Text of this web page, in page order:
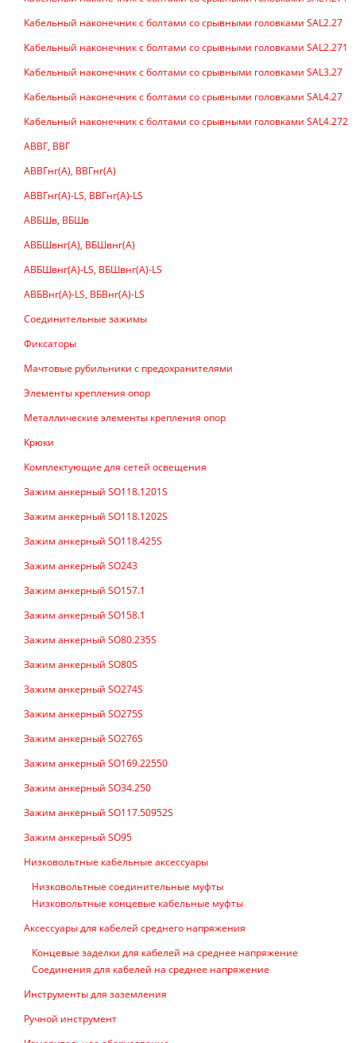
Кабельный наконечник с болтами со срывными головками SAL2.27
Кабельный наконечник с болтами со срывными головками SAL2.271
Кабельный наконечник с болтами со срывными головками SAL3.27
Кабельный наконечник с болтами со срывными головками SAL4.27
Кабельный наконечник с болтами со срывными головками SAL4.272
АВВГ, ВВГ
АВВГнг(А), ВВГнг(А)
АВВГнг(А)-LS, ВВГнг(А)-LS
АВБШв, ВБШв
АВБШвнг(А), ВБШвнг(А)
АВБШвнг(А)-LS, ВБШвнг(А)-LS
АВБВнг(А)-LS, ВБВнг(А)-LS
Соединительные зажимы
Фиксаторы
Мачтовые рубильники с предохранителями
Элементы крепления опор
Металлические элементы крепления опор
Крюки
Комплектующие для сетей освещения
Зажим анкерный SO118.1201S
Зажим анкерный SO118.1202S
Зажим анкерный SO118.425S
Зажим анкерный SO243
Зажим анкерный SO157.1
Зажим анкерный SO158.1
Зажим анкерный SO80.235S
Зажим анкерный SO80S
Зажим анкерный SO274S
Зажим анкерный SO275S
Зажим анкерный SO276S
Зажим анкерный SO169.22550
Зажим анкерный SO34.250
Зажим анкерный SO117.50952S
Зажим анкерный SO95
Низковольтные кабельные аксессуары
Низковольтные соединительные муфты
Низковольтные концевые кабельные муфты
Аксессуары для кабелей среднего напряжения
Концевые заделки для кабелей на среднее напряжение
Соединения для кабелей на среднее напряжение
Инструменты для заземления
Ручной инструмент